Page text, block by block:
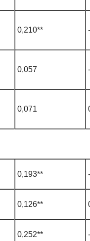
0,210**
0,057
0,071
0,193**
0,126**
0,252**